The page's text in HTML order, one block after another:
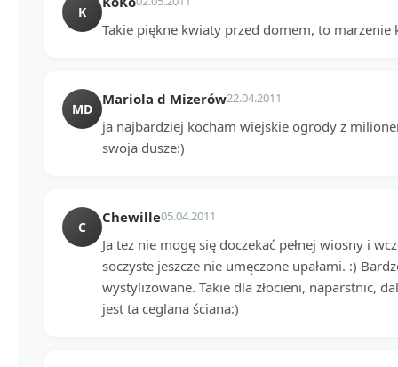
K
Takie piękne kwiaty przed domem, to marzenie
MD
Mariola d Mizerów22.04.2011
ja najbardziej kocham wiejskie ogrody z
swoja dusze:)
C
Chewille05.04.2011
Ja tez nie mogę się doczekać pełnej wiosny i
soczyste jeszcze nie umęczone upałami. :)
wystylizowane. Takie dla złocieni, naparstnic,
jest ta ceglana ściana:)